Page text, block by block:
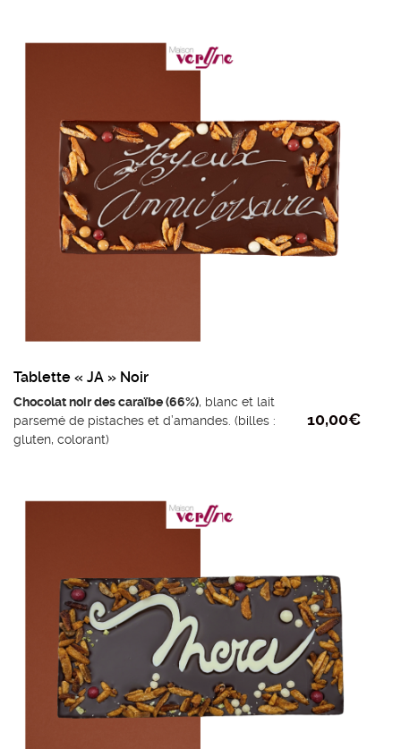
cacao, émulsifiant: lécithine de tournesol,
Tablette « JA » Noir
Chocolat noir des caraïbe (66%), blanc et lait
parsemé de pistaches et d’amandes. (billes :
gluten, colorant)
tournesol, extrait naturel de vanille.
10,00€